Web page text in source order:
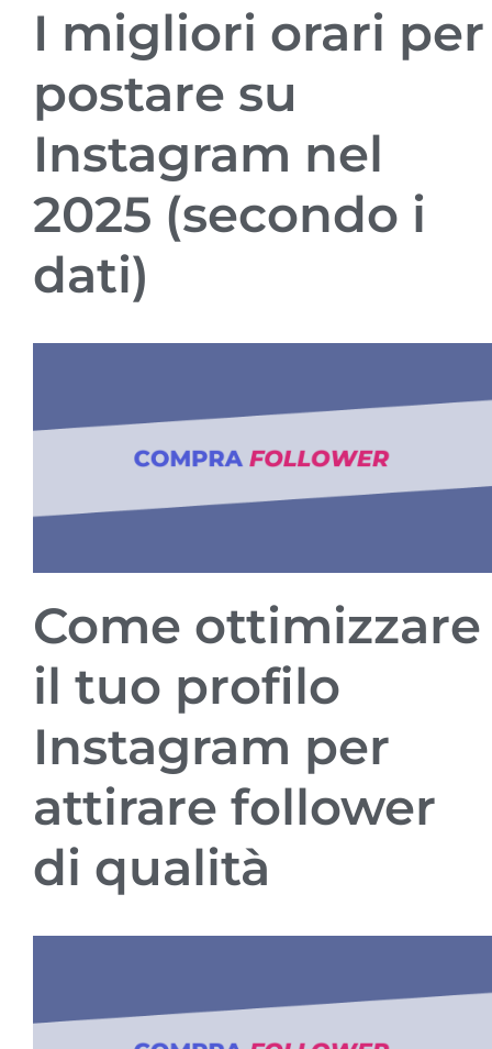
I migliori orari per
postare su
Instagram nel
2025 (secondo i
dati)
Come ottimizzare
il tuo profilo
Instagram per
attirare follower
di qualità